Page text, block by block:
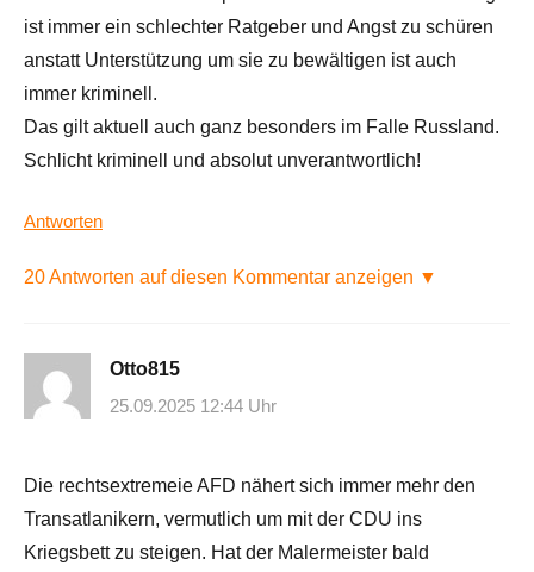
ist immer ein schlechter Ratgeber und Angst zu schüren
anstatt Unterstützung um sie zu bewältigen ist auch
immer kriminell.
Das gilt aktuell auch ganz besonders im Falle Russland.
Schlicht kriminell und absolut unverantwortlich!
Antworten
20 Antworten auf diesen Kommentar anzeigen ▼
Otto815
25.09.2025 12:44 Uhr
Die rechtsextremeie AFD nähert sich immer mehr den
Transatlanikern, vermutlich um mit der CDU ins
Kriegsbett zu steigen. Hat der Malermeister bald